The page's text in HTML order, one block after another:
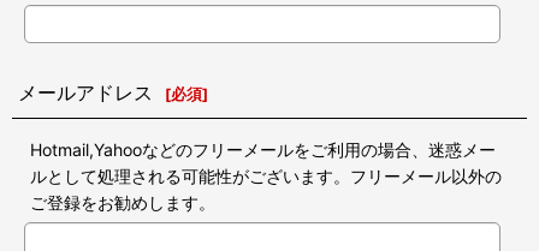
メールアドレス [必須]
Hotmail,Yahooなどのフリーメールをご利用の場合、迷惑メー
ルとして処理される可能性がございます。フリーメール以外の
ご登録をお勧めします。